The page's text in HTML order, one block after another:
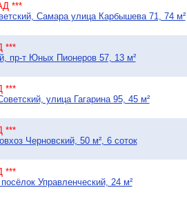
***
Самара улица Карбышева 71, 74 м²
***
пр-т Юных Пионеров 57, 13 м²
***
улица Гагарина 95, 45 м²
***
Черновский, 50 м², 6 соток
***
Управленческий, 24 м²